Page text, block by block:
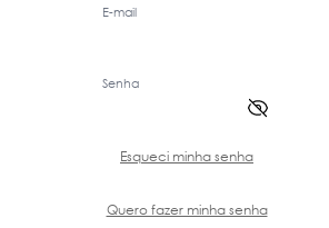
E-mail
Senha
Esqueci minha senha
Quero fazer minha senha